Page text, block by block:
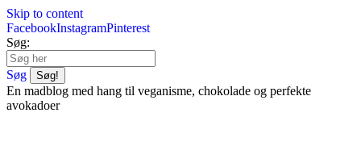
Skip to content
FacebookInstagramPinterest
Søg:
Søg
En madblog med hang til veganisme, chokolade og perfekte
avokadoer